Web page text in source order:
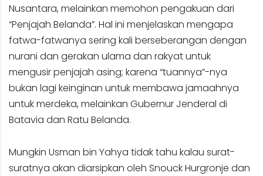
Nusantara, melainkan memohon pengakuan dari
“Penjajah Belanda”. Hal ini menjelaskan mengapa
fatwa-fatwanya sering kali berseberangan dengan
nurani dan gerakan ulama dan rakyat untuk
mengusir penjajah asing; karena “tuannya”-nya
bukan lagi keinginan untuk membawa jamaahnya
untuk merdeka, melainkan Gubernur Jenderal di
Batavia dan Ratu Belanda.
Mungkin Usman bin Yahya tidak tahu kalau surat-
suratnya akan diarsipkan oleh Snouck Hurgronje dan